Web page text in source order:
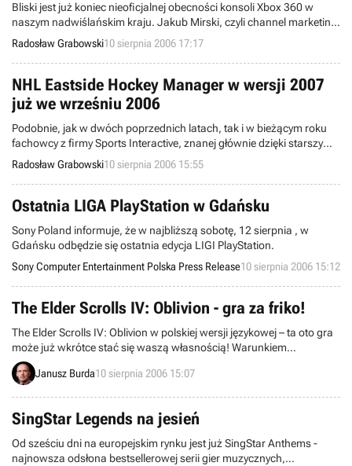
Bliski jest już koniec nieoficjalnej obecności konsoli Xbox 360 w
naszym nadwiślańskim kraju. Jakub Mirski, czyli channel marketing
manager w polskim oddziale korporacji Microsoft, w wywiadzie dla
portalu Onet.pl nareszcie udzielił informacji na wyjątkowo
interesujący temat – mowa oczywiście o szczegółowych danych
odnośnie rodzimej premiery "trzystasześćdziesiątki".
Radosław Grabowski10 sierpnia 2006 17:17
NHL Eastside Hockey Manager w wersji 2007
już we wrześniu 2006
Podobnie, jak w dwóch poprzednich latach, tak i w bieżącym roku
fachowcy z firmy Sports Interactive, znanej głównie dzięki starszym
częściom cyklu Championship Manager i nowszym produktom spod
znaku Football Manager, uraczą nas grą z serii NHL Eastside
Hockey Manager. Najświeższa wersja tego pecetowego managera
hokejowego ujrzy światło dzienne już w przyszłym miesiącu.
Radosław Grabowski10 sierpnia 2006 15:55
Ostatnia LIGA PlayStation w Gdańsku
Sony Poland informuje, że w najbliższą sobotę, 12 sierpnia , w
Gdańsku odbędzie się ostatnia edycja LIGI PlayStation.
Sony Computer Entertainment Polska Press Release10 sierpnia 2006 15:12
The Elder Scrolls IV: Oblivion - gra za friko!
The Elder Scrolls IV: Oblivion w polskiej wersji językowej – ta oto gra
może już wkrótce stać się waszą własnością! Warunkiem
koniecznym, do tego, aby przesyłka z nagrodą wylądowała właśnie
w waszej skrzynce pocztowej, jest wzięcie udziału w naszym
Janusz Burda10 sierpnia 2006 15:07
SingStar Legends na jesień
Od sześciu dni na europejskim rynku jest już SingStar Anthems -
najnowsza odsłona bestsellerowej serii gier muzycznych,